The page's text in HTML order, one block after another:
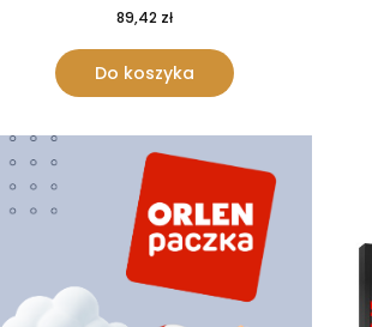
89,42 zł
Do koszyka